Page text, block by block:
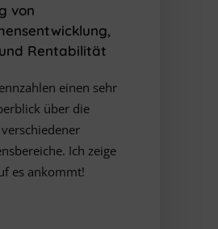
von
Rentabilität
einen sehr
über die
Ich zeige
es ankommt!